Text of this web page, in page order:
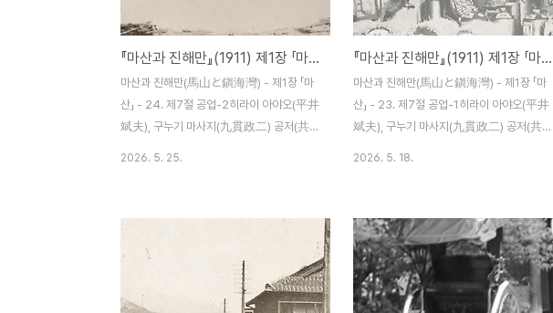
왕래가 나날이 빈번해져 물자 집산에 크게 이
바지하고 있다. 중간 휴게소나 길 주변의 촌
락 개발은 앞으로의 수출입 증가에 달려 있을
것이다. 이미 올해 봄 마산상업회의소(馬山..
는 능히 15만 엔으로 증자하기에 이르렀다.
좋은 기회라 대확장을 도모해 마산 시장 이외
에 통영, 비봉(飛鳳), 구마산에 분장(分場)을
설치해 착실하게 발전의 준비를 다지고 있다.
그런 차에 지배인 에다 구니미쓰(江田國光)
가 사..
『마산과 진해만』(1911) 제1장 「마산」 - 24. 제7절 공업-2
마산과 진해만(馬山と鎭海灣) - 제1장 「마
산」 - 24. 제7절 공업-2히라이 아야오(平井
斌夫), 구누기 마사지(九貫政二) 공저(共
쓰조(夏目哲三)정미소, 사사노(笹野)정미
공장 등의 여섯 군데이다. 쌀 생산지인 당 지
부근의 교통기관이 보다 충분한 진보를 보게
2026. 5. 25.
『마산과 진해만』(1911) 제1장 「마산」 - 23. 제7절 공업-1
마산과 진해만(馬山と鎭海灣) - 제1장 「마
산」 - 23. 제7절 공업-1히라이 아야오(平井
斌夫), 구누기 마사지(九貫政二) 공저(共
장은 미곡의 산지인 만큼 정미공장이 여섯 군
데 있는 것이 제일 많으며 기타 비누와 철물
공장이 하나씩 있는 것에 불과하다. 다만 양
조공업만은 마산의 특징으로 아주 유망하다
2026. 5. 18.